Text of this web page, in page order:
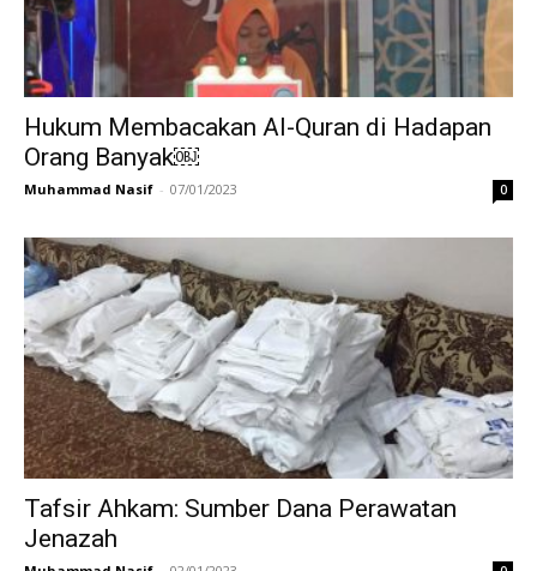
Hukum Membacakan Al-Quran di Hadapan
Orang Banyak￼
Muhammad Nasif - 07/01/2023 0
Tafsir Ahkam: Sumber Dana Perawatan
Jenazah